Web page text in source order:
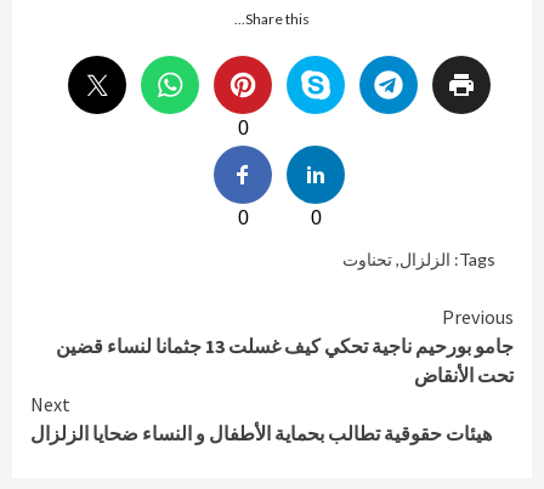
Share this...
0
0
0
Tags: الزلزال,تحناوت
Continue
Reading
Previous
جامو بورحيم ناجية تحكي كيف غسلت 13 جثمانا لنساء قضين
تحت الأنقاض
Next
هيئات حقوقية تطالب بحماية الأطفال و النساء ضحايا الزلزال